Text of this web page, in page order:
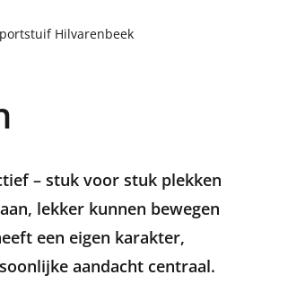
Hilvarenbeek
– stuk voor stuk plekken
lekker kunnen bewegen
een eigen karakter,
aandacht centraal.